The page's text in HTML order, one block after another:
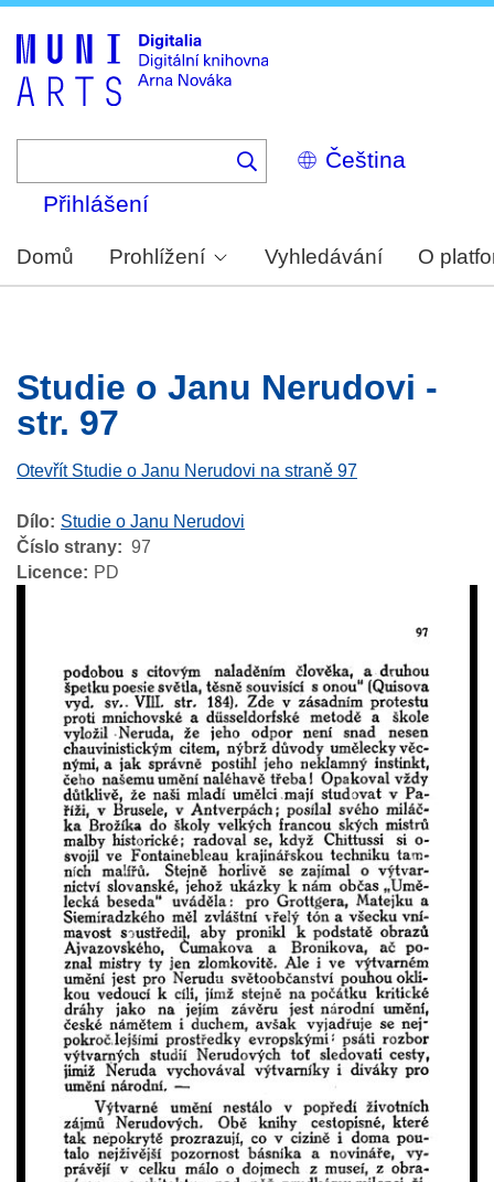
Select
your
Přihlášení
Domů Prohlížení Vyhledávání O
Studie o Janu Nerudovi -
str. 97
Otevřít Studie o Janu Nerudovi na straně 97
Dílo
Studie o Janu Nerudovi
Číslo strany
97
Licence
PD